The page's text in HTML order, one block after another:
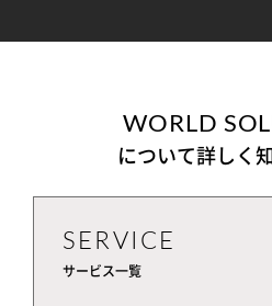
WORLD
について詳しく
SERVICE
サービス一覧